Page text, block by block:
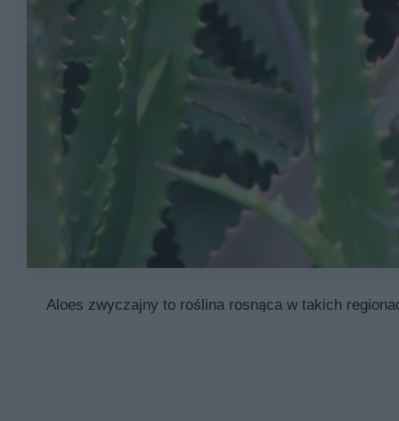
Aloes zwyczajny to roślina rosnąca w takich